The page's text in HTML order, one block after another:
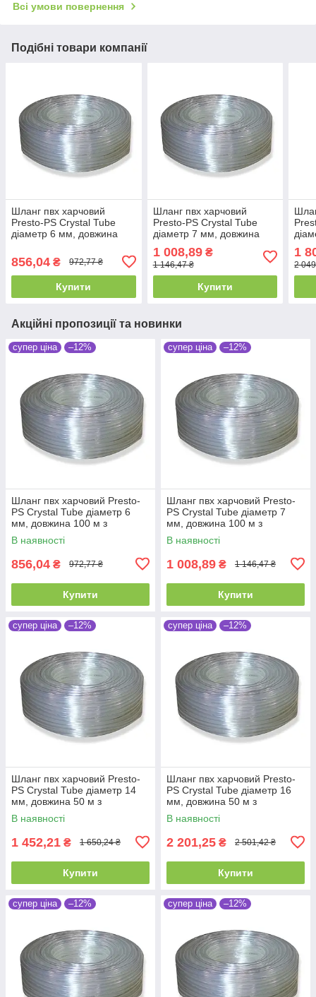
Всі умови повернення
Подібні товари компанії
Шланг пвх харчовий
Presto-PS Сrystal Tube
діаметр 6 мм, довжина
метражу (PVH 6 PS)
856,04 ₴ 972,77 ₴
Купити
Шланг пвх харчовий
Presto-PS Сrystal Tube
діаметр 7 мм, довжина
метражу (PVH 7 PS)
1 008,89₴
1 146,47 ₴
Купити
1
2
Акційні пропозиції та новинки
супер ціна –12%
Шланг пвх харчовий Presto-
PS Сrystal Tube діаметр 6
мм, довжина 100 м з
маркуванням метражу (PVH
6 PS)
В наявності
856,04 ₴ 972,77 ₴
Купити
супер ціна –12%
Шланг пвх харчовий Presto-
PS Сrystal Tube діаметр 7
мм, довжина 100 м з
маркуванням метражу (PVH
7 PS)
В наявності
1 008,89 ₴ 1 146,47 ₴
Купити
супер ціна –12%
Шланг пвх харчовий Presto-
PS Сrystal Tube діаметр 14
мм, довжина 50 м з
маркуванням метражу (PVH
14 PS)
В наявності
1 452,21 ₴ 1 650,24 ₴
Купити
супер ціна –12%
Шланг пвх харчовий Presto-
PS Сrystal Tube діаметр 16
мм, довжина 50 м з
маркуванням метражу (PVH
16 PS)
В наявності
2 201,25 ₴ 2 501,42 ₴
Купити
супер ціна –12% супер ціна –12%